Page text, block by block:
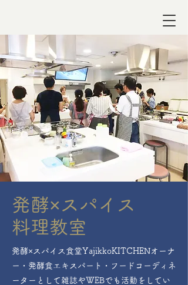
発酵×スパイス
料理教室
発酵×スパイス食堂YajikkoKITCHENオーナ
ー・発酵食エキスパート・フードコーディネ
ーターとして雑誌やWEBでも活動をしてい